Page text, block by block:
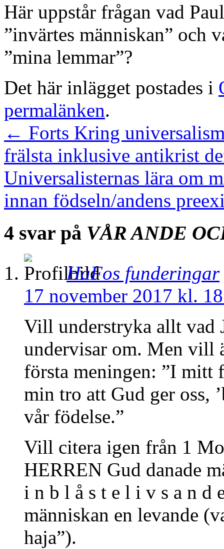
Här uppstår frågan vad
”invärtes människan” och
”mina lemmar”?
Det här inlägget postades i
permalänken.
← Forts Kring
frälsta inklusive antikrist
Universalisternas lära om
innan födseln/andens
4 svar på VÅR ANDE
HaFos funderingar
17 november 2017 kl.
Vill understryka allt vad
undervisar om. Men vill
första meningen: ”I mitt
min tro att Gud ger oss,
vår födelse.”
Vill citera igen från 1
HERREN Gud danade
i n b l å s t e l i v s a n d
människan en levande
haja”).